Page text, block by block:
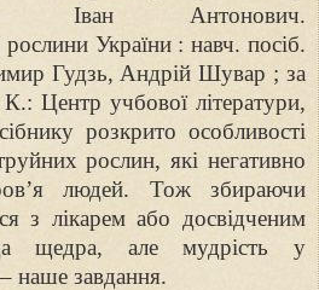
Іван Антонович.
рослини України : навч. посіб.
Гудзь, Андрій Шувар ; за
Центр учбової літератури,
розкрито особливості
рослин, які негативно
людей. Тож збираючи
з лікарем або досвідченим
щедра, алемудрість у
– наше завдання.